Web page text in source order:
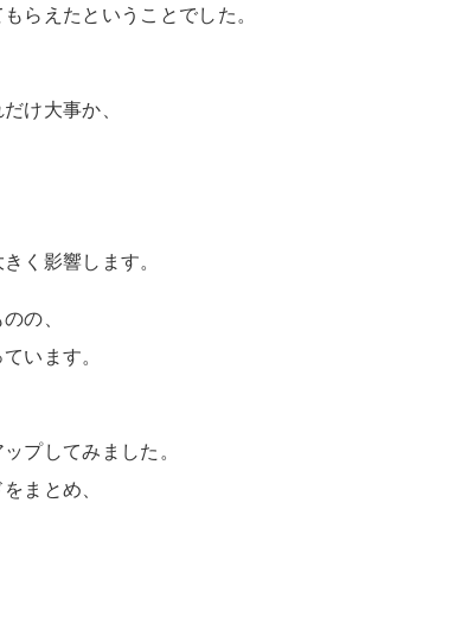
らえたということでした。
け大事か、
く影響します。
の、
います。
プしてみました。
まとめ、